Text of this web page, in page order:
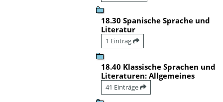
18.30 Spanische Sprache und
Literatur
1 Eintrag
18.40 Klassische Sprachen und
Literaturen: Allgemeines
41 Einträge